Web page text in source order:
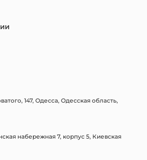
Tesla Toyota
147, Одесса, Одесская область,
набережная 7, корпус 5, Киевская